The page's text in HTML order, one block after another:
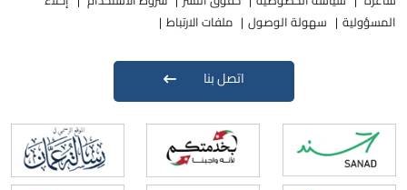
المسؤولية
سهولة الوصول ملفات الارتباط
اتصل بنا